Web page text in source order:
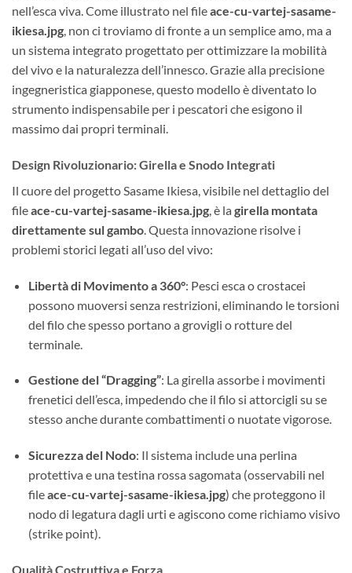
nell’esca viva. Come illustrato nel fileace-cu-vartej-sasame-
ikiesa.jpg, non ci troviamo di fronte a un semplice amo, ma a
un sistema integrato progettato per ottimizzare la mobilità
del vivo e la naturalezza dell’innesco. Grazie alla precisione
ingegneristica giapponese, questo modello è diventato lo
strumento indispensabile per i pescatori che esigono il
massimo dai propri terminali.
Design Rivoluzionario: Girella e Snodo Integrati
Il cuore del progetto Sasame Ikiesa, visibile nel dettaglio del
fileace-cu-vartej-sasame-ikiesa.jpg, è la girella montata
direttamente sul gambo. Questa innovazione risolve i
problemi storici legati all’uso del vivo:
Libertà di Movimento a 360°: Pesci esca o crostacei
possono muoversi senza restrizioni, eliminando le torsioni
del filo che spesso portano a grovigli o rotture del
terminale.
Gestione del “Dragging”: La girella assorbe i movimenti
frenetici dell’esca, impedendo che il filo si attorcigli su se
stesso anche durante combattimenti o nuotate vigorose.
Sicurezza del Nodo: Il sistema include una perlina
protettiva e una testina rossa sagomata (osservabili nel
fileace-cu-vartej-sasame-ikiesa.jpg) che proteggono il
nodo di legatura dagli urti e agiscono come richiamo visivo
(strike point).
Qualità Costruttiva e Forza